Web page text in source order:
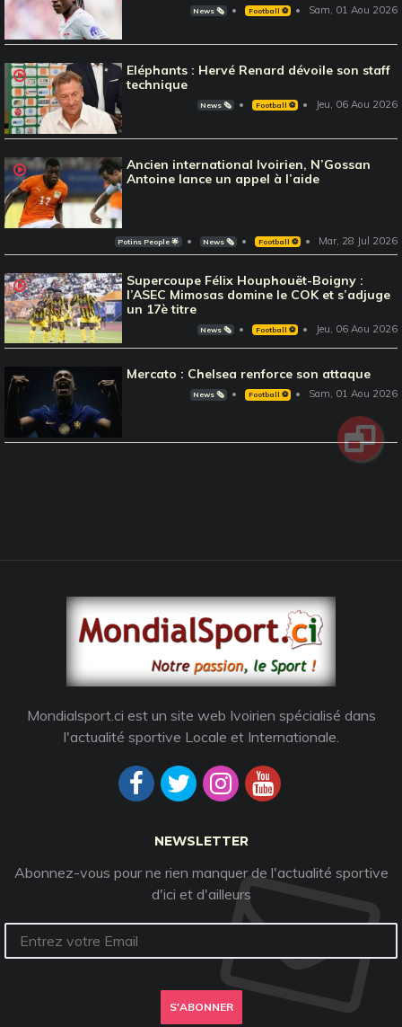
News 🗞️ Football ⚽️ Sam, 01 Aou 2026
Eléphants : Hervé Renard dévoile son staff
technique
News 🗞️ Football ⚽️ Jeu, 06 Aou 2026
Ancien international Ivoirien, N’Gossan
Antoine lance un appel à l’aide
Potins People 🌟 News 🗞️ Football ⚽️ Mar, 28 Jul 2026
Supercoupe Félix Houphouët-Boigny :
l’ASEC Mimosas domine le COK et s’adjuge
un 17è titre
News 🗞️ Football ⚽️ Jeu, 06 Aou 2026
Mercato : Chelsea renforce son attaque
News 🗞️ Football ⚽️ Sam, 01 Aou 2026
Mondialsport.ci est un site web Ivoirien spécialisé dans
l'actualité sportive Locale et Internationale.
NEWSLETTER
Abonnez-vous pour ne rien manquer de l'actualité sportive
d'ici et d'ailleurs
S'ABONNER